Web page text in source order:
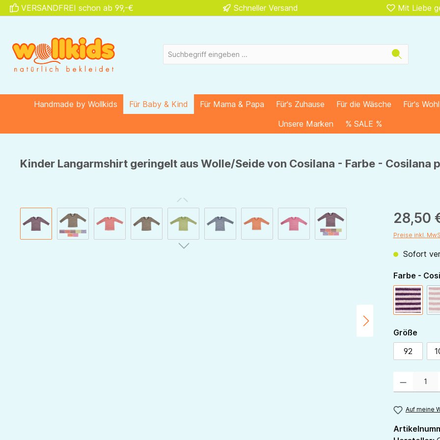
Zur Hauptnavigation springen
VERSANDFREI schon ab 99,-€ Schneller Versand Mit Liebe
Handmade by Wollkids Für Baby & Kind Für Mama & Papa Für's Zuhause Für die Wäsche Für's
Unsere Marken
% SALE %
Kinder Langarmshirt geringelt aus Wolle/Seide von Cosilana - Farbe - Cosilana
Bildergalerie überspringen 28,50
Preise inkl.
Sofort
Farbe -
pflaume-
Größe
92
Auf meine